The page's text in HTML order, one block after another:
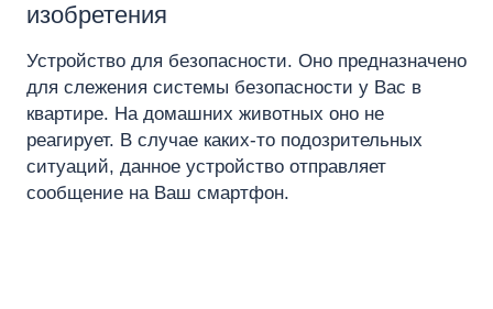
изобретения
Устройство для безопасности. Оно предназначено
для слежения системы безопасности у Вас в
квартире. На домашних животных оно не
реагирует. В случае каких-то подозрительных
ситуаций, данное устройство отправляет
сообщение на Ваш смартфон.